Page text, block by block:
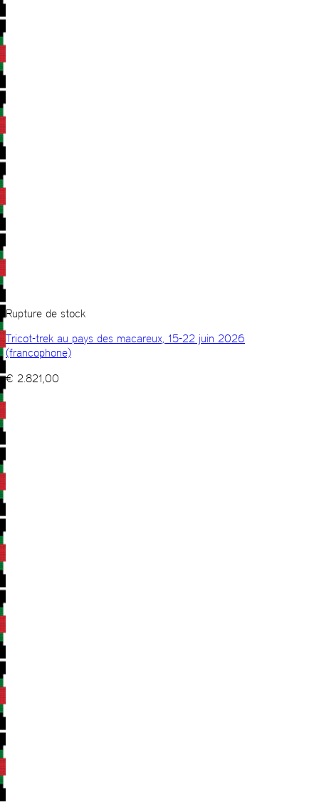
Rupture de stock
Tricot-trek au pays des macareux, 15-22 juin 2026
(francophone)
€ 2.821,00